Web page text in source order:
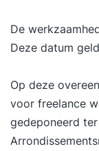
De
Deze datum
Op deze
voor freelance
gedeponeerd